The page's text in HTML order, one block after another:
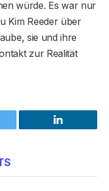
würde. Es war nur
Kim Reeder über
sie und ihre
zur Realität
LinkedIn